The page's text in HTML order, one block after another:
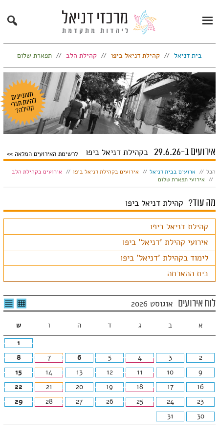
Primary
Menu
Search
בית דניאל קהילת דניאל ביפו קהילת הלב תפארת שלום
אירועים ב-29.6.26 בקהילת דניאל ביפו לרשימת האירועים המלאה
הצג:
הכל ארועים בבית דניאל אירועים בקהילת דניאל ביפו
אירועים בקהילת הלב
אירועי תפארת שלום
מה עוד? קהילת דניאל ביפו
קהילת דניאל ביפו
אירועי קהילת 'דניאל' ביפו
לימוד בקהילת 'דניאל' ביפו
בית ההארחה
לוח אירועים אוגוסט 2026 לצפיה
בטבלה
א ב ג ד ה ו
ש
1
2
3
4
5
6
7
8
9
10
11
12
13
14
15
16
17
18
19
20
21
22
23
24
25
26
27
28
29
30
31